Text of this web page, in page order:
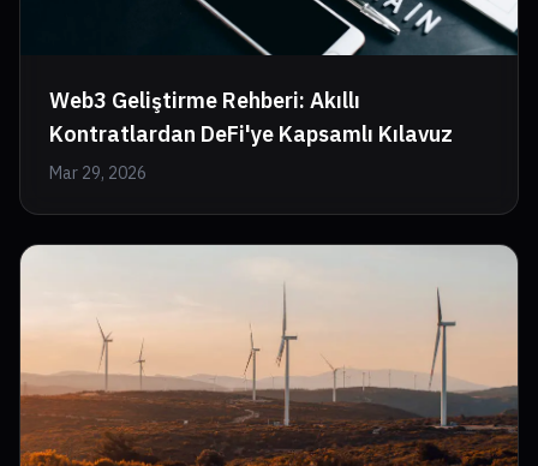
Web3 Geliştirme Rehberi: Akıllı
Kontratlardan DeFi'ye Kapsamlı Kılavuz
Mar 29, 2026